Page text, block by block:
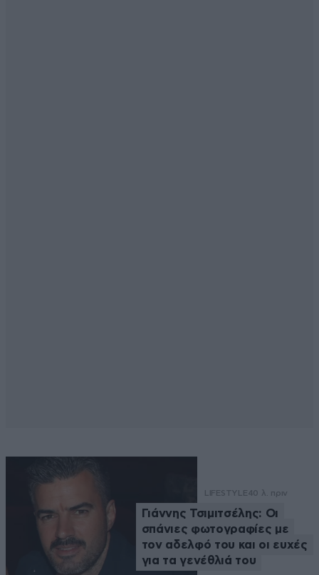
LIFESTYLE40 λ. πριν
Γιάννης Τσιμιτσέλης: Οι
σπάνιες φωτογραφίες με
τον αδελφό του και οι ευχές
για τα γενέθλιά του